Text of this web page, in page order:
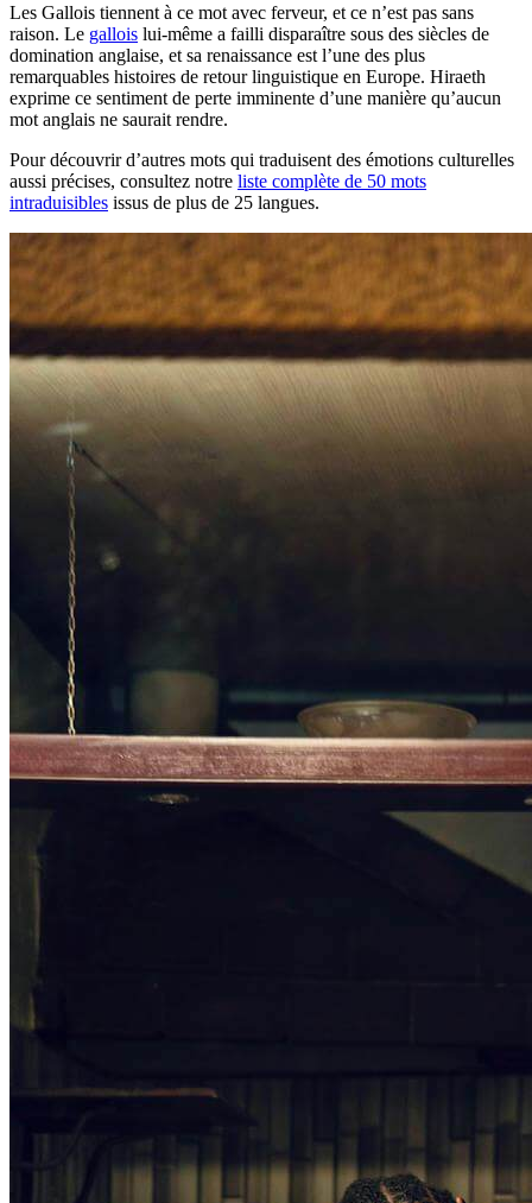
Les Gallois tiennent à ce mot avec ferveur, et ce n’est pas sans
raison. Le gallois lui-même a failli disparaître sous des siècles de
domination anglaise, et sa renaissance est l’une des plus
remarquables histoires de retour linguistique en Europe. Hiraeth
exprime ce sentiment de perte imminente d’une manière qu’aucun
mot anglais ne saurait rendre.
Pour découvrir d’autres mots qui traduisent des émotions culturelles
aussi précises, consultez notre liste complète de 50 mots
intraduisibles issus de plus de 25 langues.